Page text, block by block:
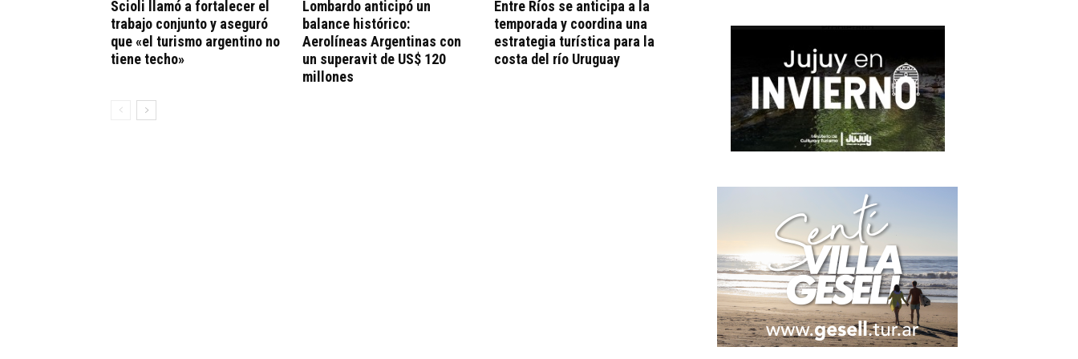
Scioli llamó a fortalecer el
trabajo conjunto y aseguró
que «el turismo argentino no
tiene techo»
Lombardo anticipó un
balance histórico:
Aerolíneas Argentinas con
un superavit de US$ 120
millones
Entre Ríos se anticipa a la
temporada y coordina una
estrategia turística para la
costa del río Uruguay